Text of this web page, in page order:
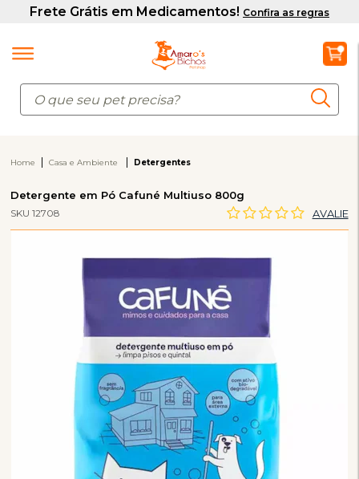
Home Casa e Ambiente Detergentes
Detergente em Pó Cafuné Multiuso 800g
SKU 12708 AVALIE